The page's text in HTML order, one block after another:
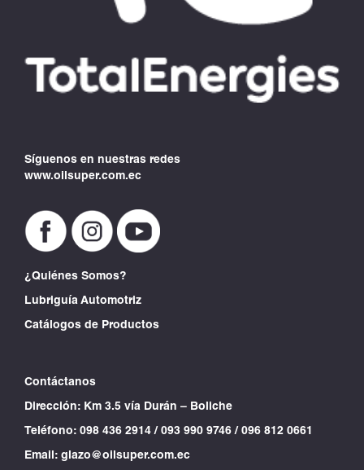
Síguenos en nuestras redes
www.oilsuper.com.ec
¿Quiénes Somos?
Lubriguía Automotriz
Catálogos de Productos
Contáctanos
Dirección: Km 3.5 vía Durán – Boliche
Teléfono: 098 436 2914 / 093 990 9746 / 096 812 0661
Email: glazo@oilsuper.com.ec